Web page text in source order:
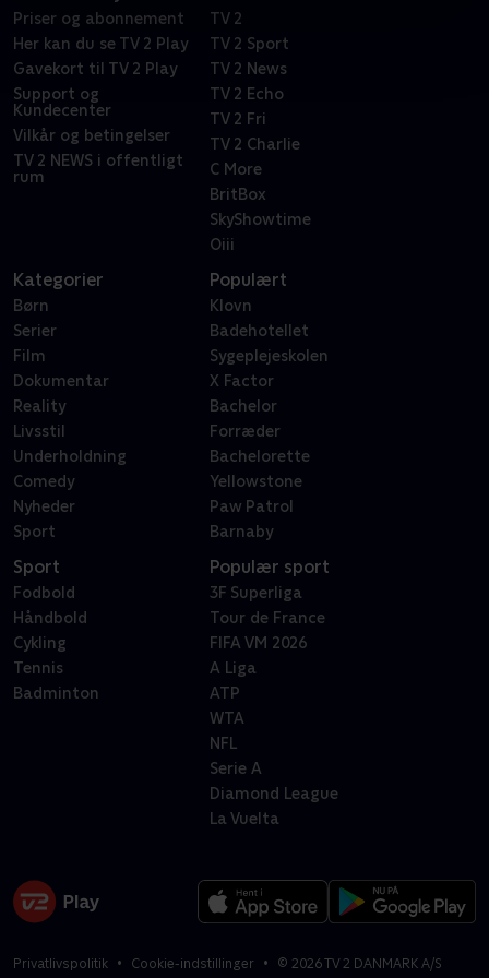
Priser og abonnement
Her kan du se TV 2 Play
Gavekort til TV 2 Play
Support og
Kundecenter
Vilkår og betingelser
TV 2 NEWS i offentligt
rum
TV 2
TV 2 Sport
TV 2 News
TV 2 Echo
TV 2 Fri
TV 2 Charlie
C More
BritBox
SkyShowtime
Oiii
Kategorier
Børn
Serier
Film
Dokumentar
Reality
Livsstil
Underholdning
Comedy
Nyheder
Sport
Populært
Klovn
Badehotellet
Sygeplejeskolen
X Factor
Bachelor
Forræder
Bachelorette
Yellowstone
Paw Patrol
Barnaby
Sport
Fodbold
Håndbold
Cykling
Tennis
Badminton
Populær sport
3F Superliga
Tour de France
FIFA VM 2026
A Liga
ATP
WTA
NFL
Serie A
Diamond League
La Vuelta
Privatlivspolitik Cookie-indstillinger © 2026TV 2 DANMARK A/S